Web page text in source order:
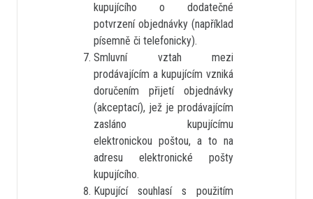
kupujícího o dodatečné
potvrzení objednávky (například
písemně či telefonicky).
Smluvní vztah mezi
prodávajícím a kupujícím vzniká
doručením přijetí objednávky
(akceptací), jež je prodávajícím
zasláno kupujícímu
elektronickou poštou, a to na
adresu elektronické pošty
kupujícího.
Kupující souhlasí s použitím